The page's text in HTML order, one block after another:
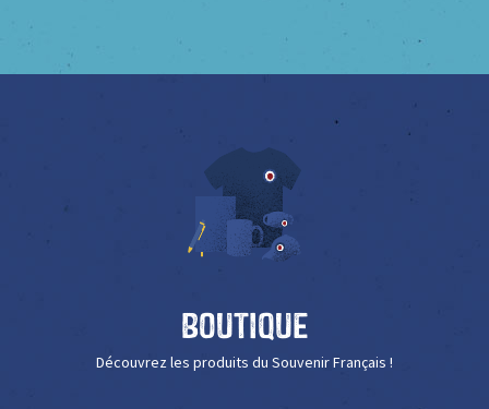
Boutique
Découvrez les produits du Souvenir Français !